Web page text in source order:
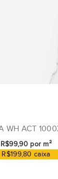
WH ACT
R$99,90 por m²
R$199,80 caixa